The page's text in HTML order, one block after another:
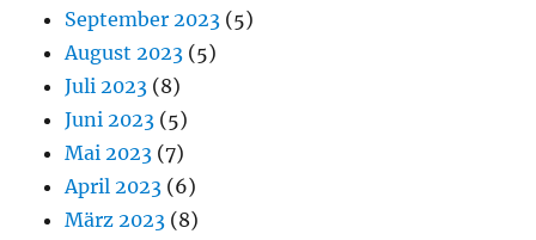
September 2023 (5)
August 2023 (5)
Juli 2023 (8)
Juni 2023 (5)
Mai 2023 (7)
April 2023 (6)
März 2023 (8)